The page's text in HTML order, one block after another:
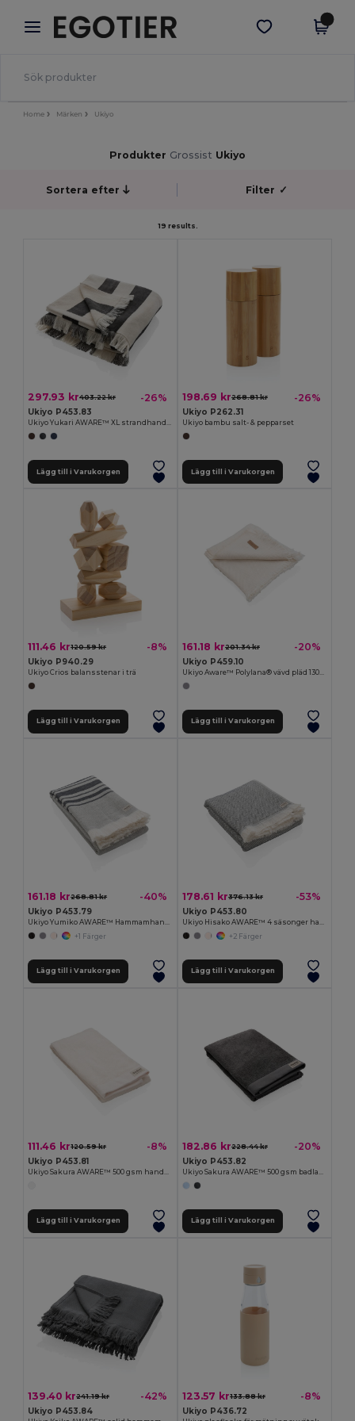
× Egotier-app
Bättre priser i appen!
Hämta app
Home Märken Ukiyo
Produkter Grossist Ukiyo
Sortera efter Filter ✓
19 results.
297.93 kr403.22 kr -26%
Ukiyo P453.83
Ukiyo Yukari AWARE™ XL strandhandduk 100x180cm
Lägg till i Varukorgen
198.69 kr268.81 kr -26%
Ukiyo P262.31
Ukiyo bambu salt- & pepparset
Lägg till i Varukorgen
111.46 kr120.59 kr -8%
Ukiyo P940.29
Ukiyo Crios balansstenar i trä
Lägg till i Varukorgen
161.18 kr201.34 kr -20%
Ukiyo P459.10
Lägg till i Varukorgen
161.18 kr268.81 kr -40%
Ukiyo P453.79
+1 Färger
Lägg till i Varukorgen
178.61 kr376.13 kr -53%
Ukiyo P453.80
+2 Färger
Lägg till i Varukorgen
111.46 kr120.59 kr -8%
Ukiyo P453.81
Lägg till i Varukorgen
182.86 kr228.44 kr -20%
Ukiyo P453.82
Lägg till i Varukorgen
139.40 kr241.19 kr -42%
Ukiyo P453.84
123.57 kr133.88 kr -8%
Ukiyo P436.72